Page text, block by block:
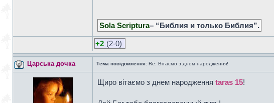
Sola Scriptura– “Библия и только Библия”.
+2 (2-0)
Царська дочка Тема повідомлення: Re: Вітаємо з днем народження!
Щиро вітаємо з днем народження taras 15!